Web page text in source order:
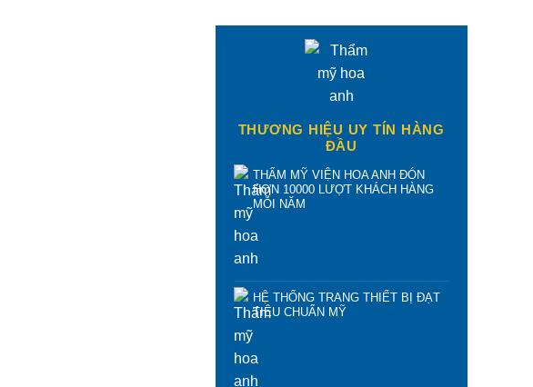
THƯƠNG HIỆU UY TÍN HÀNG
ĐẦU
THẨM MỸ VIỆN HOA ANH ĐÓN
HƠN 10000 LƯỢT KHÁCH HÀNG
MỖI NĂM
HỆ THỐNG TRANG THIẾT BỊ ĐẠT
TIÊU CHUẨN MỸ